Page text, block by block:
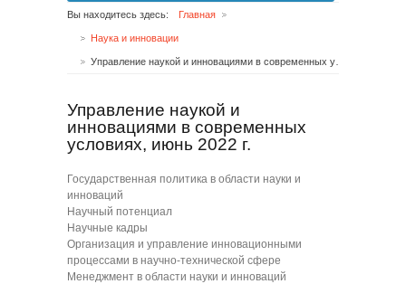
Вы находитесь здесь: Главная
Наука и инновации
Управление наукой и
инновациями в современных
условиях, июнь 2022 г.
Государственная политика в области науки и
инноваций
Научный потенциал
Научные кадры
Организация и управление инновационными
процессами в научно-технической сфере
Менеджмент в области науки и инноваций